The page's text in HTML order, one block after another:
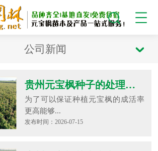
公司新闻
贵州元宝枫种子的处理方法
为了可以保证种植元宝枫的成活率
更高能够...
发布时间：2026-07-15